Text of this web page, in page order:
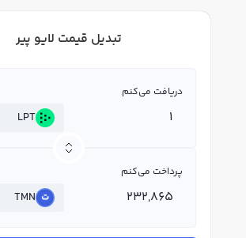
تبدیل قیمت لایو پیر
دریافت می‌کنم
LPT
پرداخت می‌کنم
TMN